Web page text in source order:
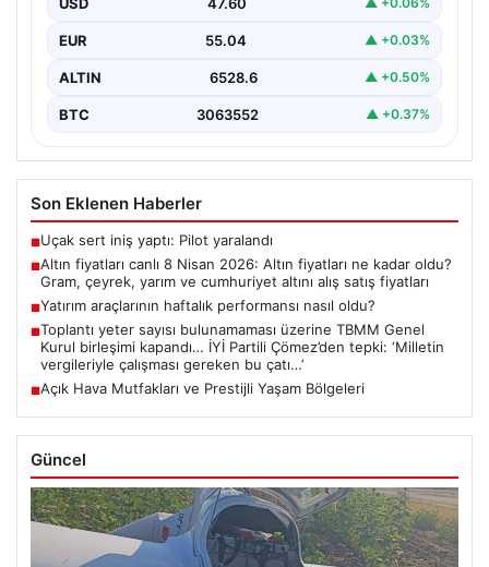
{ “title”: “8 Nisan 2026 Altın Fiyatları Canlı Takip: Gram,
Çeyrek ve Cumhuriyet Altını…
EUR 55.04 ▲ +0.03%
ALTIN 6528.6 ▲ +0.50%
BTC 3063552 ▲ +0.37%
Son Eklenen Haberler
■Uçak sert iniş yaptı: Pilot yaralandı
■Altın fiyatları canlı 8 Nisan 2026: Altın fiyatları ne kadar oldu?
Gram, çeyrek, yarım ve cumhuriyet altını alış satış fiyatları
■Yatırım araçlarının haftalık performansı nasıl oldu?
■Toplantı yeter sayısı bulunamaması üzerine TBMM Genel
Kurul birleşimi kapandı… İYİ Partili Çömez’den tepki: ‘Milletin
vergileriyle çalışması gereken bu çatı…’
■Açık Hava Mutfakları ve Prestijli Yaşam Bölgeleri
Güncel